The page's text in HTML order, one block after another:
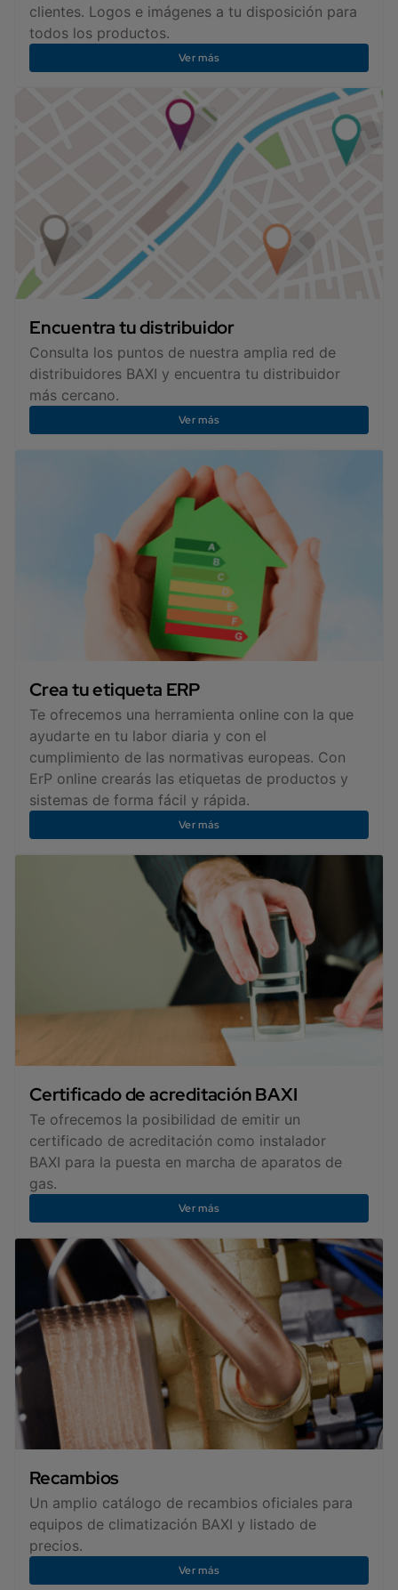
clientes. Logos e imágenes a tu disposición para
todos los productos.
Ver más
Encuentra tu distribuidor
Consulta los puntos de nuestra amplia red de
distribuidores BAXI y encuentra tu distribuidor
más cercano.
Ver más
Crea tu etiqueta ERP
Te ofrecemos una herramienta online con la que
ayudarte en tu labor diaria y con el
cumplimiento de las normativas europeas. Con
ErP online crearás las etiquetas de productos y
sistemas de forma fácil y rápida.
Ver más
Certificado de acreditación BAXI
Te ofrecemos la posibilidad de emitir un
certificado de acreditación como instalador
BAXI para la puesta en marcha de aparatos de
gas.
Ver más
Recambios
Un amplio catálogo de recambios oficiales para
equipos de climatización BAXI y listado de
precios.
Ver más